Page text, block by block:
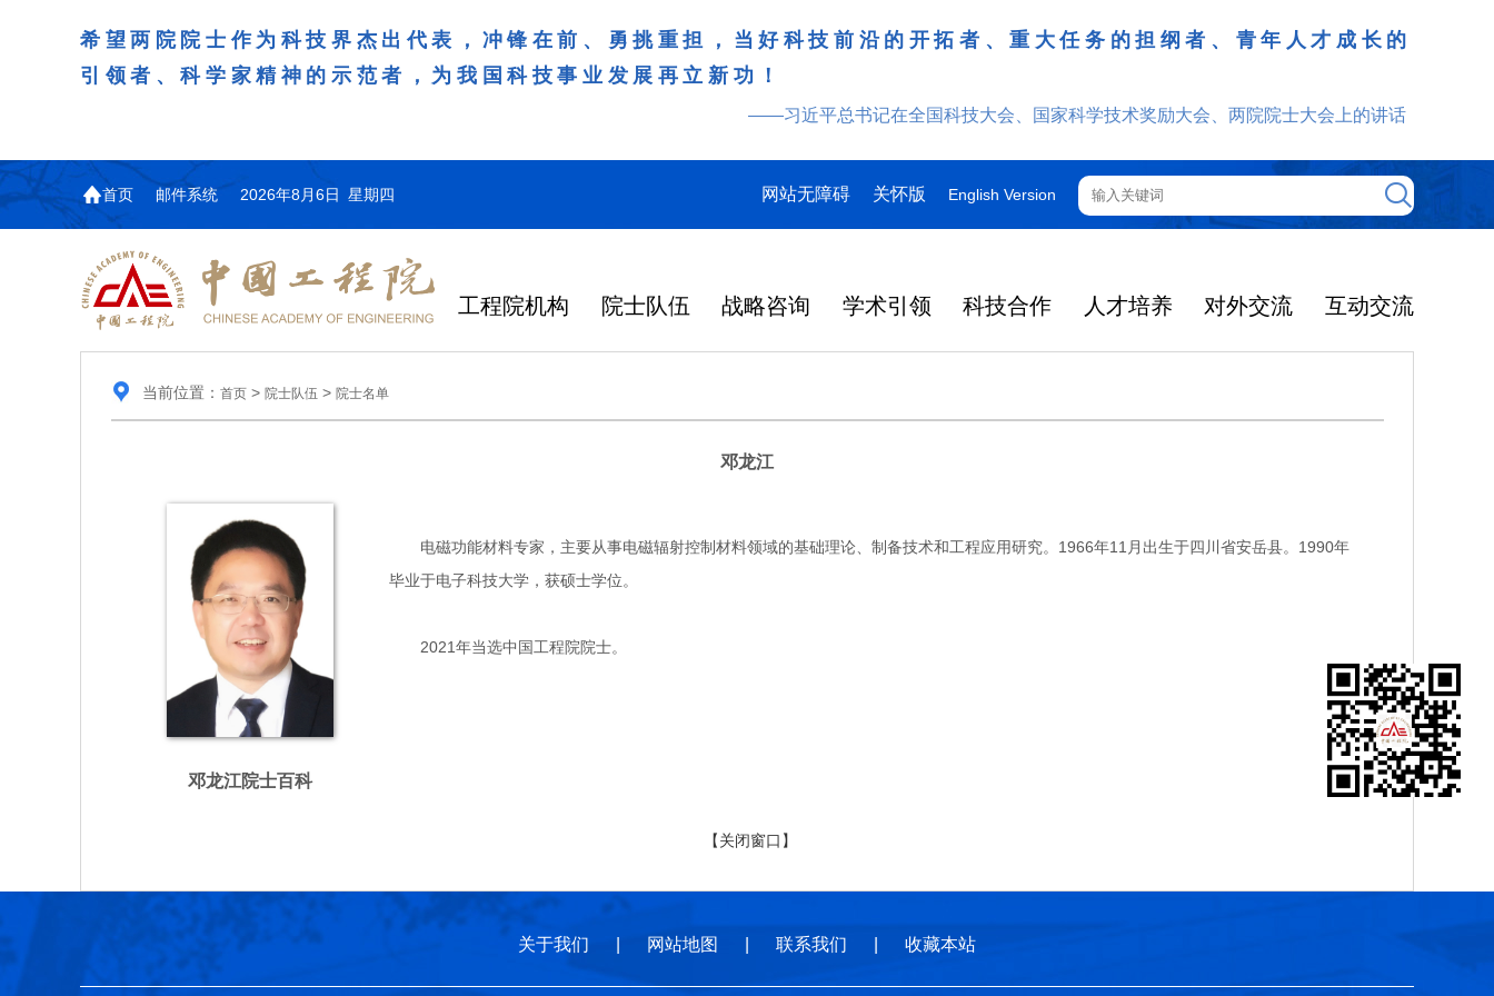
希望两院院士作为科技界杰出代表，冲锋在前、勇挑重担，当好科技前沿的开拓者、重大任务的担纲者、青年人才成长的
引领者、科学家精神的示范者，为我国科技事业发展再立新功！
——习近平总书记在全国科技大会、国家科学技术奖励大会、两院院士大会上的讲话
首页 邮件系统 2026年8月6日 星期四 网站无障碍 关怀版 English Version
工程院机构 院士队伍 战略咨询 学术引领 科技合作 人才培养 对外交流 互动交流
当前位置： 首页> 院士队伍 > 院士名单
邓龙江
邓龙江院士百科
电磁功能材料专家，主要从事电磁辐射控制材料领域的基础理论、制备技术和工程应用研究。1966年11月出生于四川省安岳县。1990年
毕业于电子科技大学，获硕士学位。
2021年当选中国工程院院士。
【关闭窗口】
关于我们 网站地图 联系我们 收藏本站